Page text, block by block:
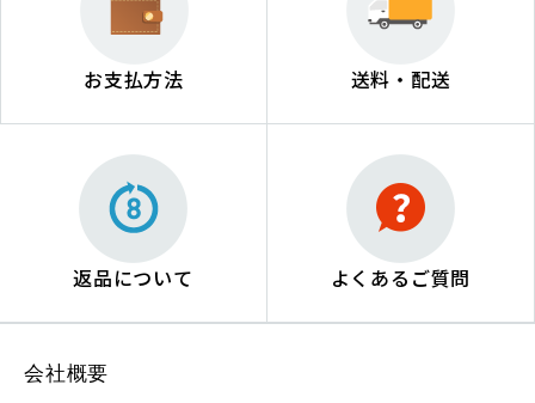
お支払方法 送料・配送
返品について よくあるご質問
会社概要